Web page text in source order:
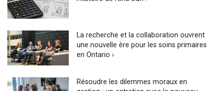
La recherche et la collaboration ouvrent
une nouvelle ère pour les soins primaires
en Ontario ›
Résoudre les dilemmes moraux en